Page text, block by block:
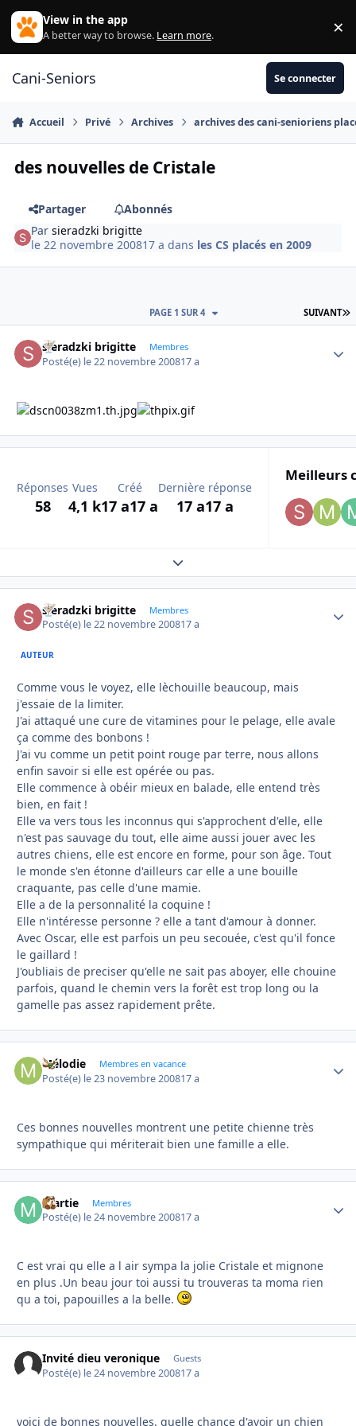
Aller au contenu
View in the app
A better way to browse. Learn more. ×
Cani-Seniors Se connecter
Accueil Privé Archives archives des cani-senioriens
des nouvelles de Cristale
Partager
Abonnés
Parsieradzki brigitte
le 22 novembre 200817 a dans les CS placés en 2009
SUIVANT
PAGE 1 SUR 4
sieradzki brigitte Membres
Posté(e) le 22 novembre 200817 a
Réponses
58
Vues
4,1 k
Créé
17 a17 a
Dernière réponse
17 a17 a
Meilleurs
Expand topic overview
sieradzki brigitte Membres
Posté(e) le 22 novembre 200817 a
AUTEUR
Comme vous le voyez, elle lèchouille beaucoup, mais
j'essaie de la limiter.
J'ai attaqué une cure de vitamines pour le pelage, elle avale
ça comme des bonbons !
J'ai vu comme un petit point rouge par terre, nous allons
enfin savoir si elle est opérée ou pas.
Elle commence à obéir mieux en balade, elle entend très
bien, en fait !
Elle va vers tous les inconnus qui s'approchent d'elle, elle
n'est pas sauvage du tout, elle aime aussi jouer avec les
autres chiens, elle est encore en forme, pour son âge. Tout
le monde s'en étonne d'ailleurs car elle a une bouille
craquante, pas celle d'une mamie.
Elle a de la personnalité la coquine !
Elle n'intéresse personne ? elle a tant d'amour à donner.
Avec Oscar, elle est parfois un peu secouée, c'est qu'il fonce
le gaillard !
J'oubliais de preciser qu'elle ne sait pas aboyer, elle chouine
parfois, quand le chemin vers la forêt est trop long ou la
gamelle pas assez rapidement prête.
Mélodie Membres en vacance
Posté(e) le 23 novembre 200817 a
Ces bonnes nouvelles montrent une petite chienne très
sympathique qui mériterait bien une famille a elle.
martie Membres
Posté(e) le 24 novembre 200817 a
C est vrai qu elle a l air sympa la jolie Cristale et mignone
en plus .Un beau jour toi aussi tu trouveras ta moma rien
qu a toi, papouilles a la belle.
Invité dieu veronique Guests
Posté(e) le 24 novembre 200817 a
voici de bonnes nouvelles. quelle chance d'avoir un chien